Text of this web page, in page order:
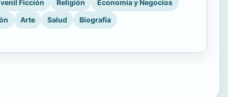
Ficción Religión
Economía y Negocios
Arte Salud Biografía